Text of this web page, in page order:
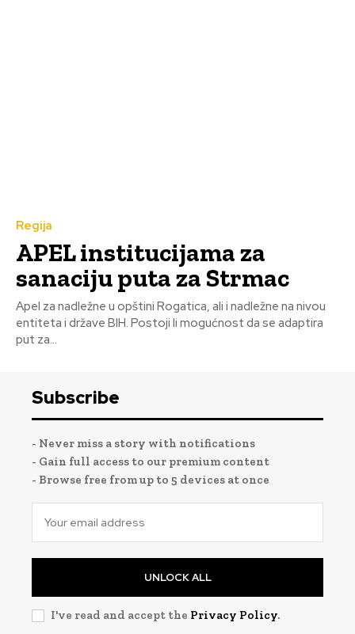
Regija
APEL institucijama za
sanaciju puta za Strmac
Apel za nadležne u opštini Rogatica, ali i nadležne na nivou
entiteta i države BIH. Postoji li mogućnost da se adaptira
put za...
Subscribe
- Never miss a story with notifications
- Gain full access to our premium content
- Browse free from up to 5 devices at once
UNLOCK ALL
I've read and accept the Privacy Policy.